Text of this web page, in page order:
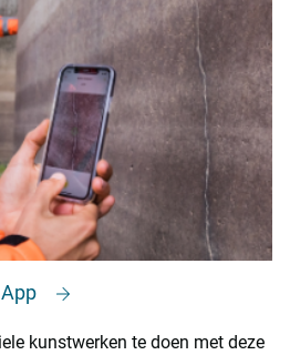
kunstwerken te doen met deze